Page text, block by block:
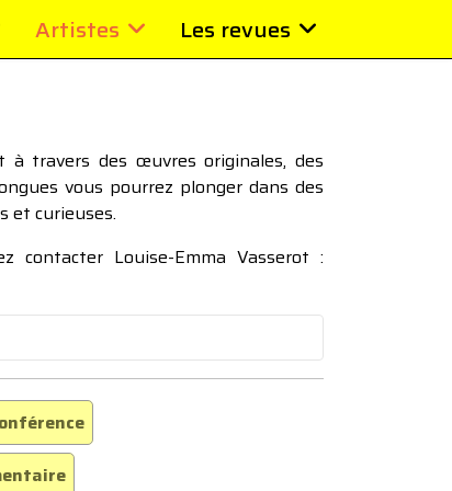
Artistes Les revues
à travers des œuvres originales, des
vous pourrez plonger dans des
et curieuses.
Louise-Emma Vasserot :